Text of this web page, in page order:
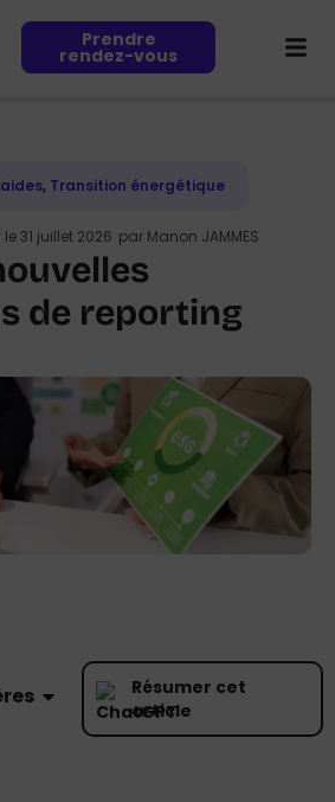
Prendre
rendez-vous
, Transition énergétique
31 juillet 2026 parManon JAMMES
de reporting
Résumer cet
article